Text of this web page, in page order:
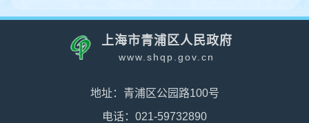
上海市青浦区人民政府
www.shqp.gov.cn
地址：青浦区公园路100号
电话：021-59732890